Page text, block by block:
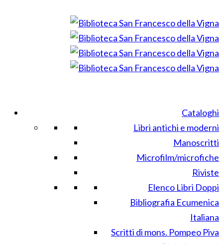
Cataloghi
Libri antichi e moderni
Manoscritti
Microfilm/microfiche
Riviste
Elenco Libri Doppi
Bibliografia Ecumenica
Italiana
Scritti di mons. Pompeo Piva